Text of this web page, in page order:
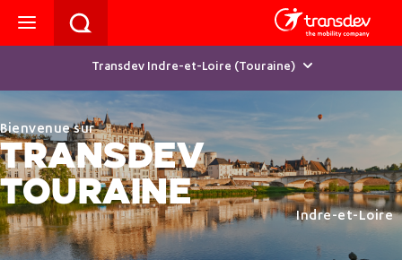
Transdev Indre-et-Loire (Touraine)
Bienvenue sur
TRANSDEV
TOURAINE
Indre-et-Loire